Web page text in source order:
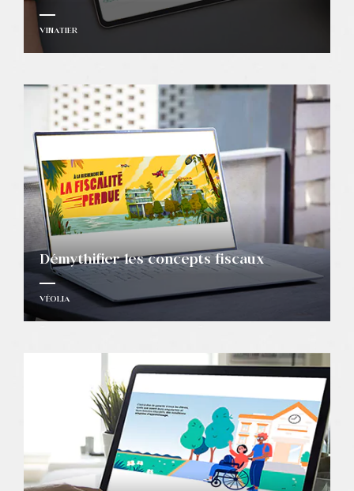
VINATIER
Démythifier les concepts fiscaux
VÉOLIA